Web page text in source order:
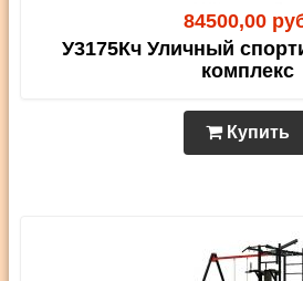
84500,00
У3175Кч Уличный
комплекс
Купить